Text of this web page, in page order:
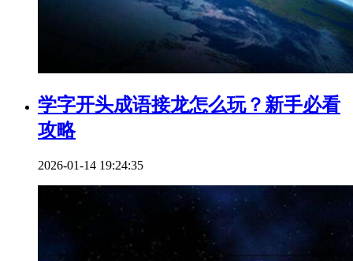
学字开头成语接龙怎么玩？新手必看
攻略
2026-01-14 19:24:35